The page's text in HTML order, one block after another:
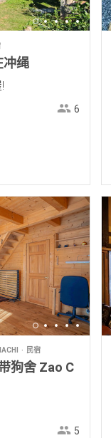
冲绳
6
民宿
狗舍 Zao C
5